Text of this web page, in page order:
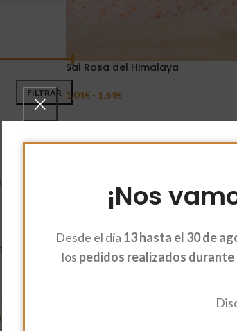
¡Nos
Desde el día 13 hasta el 30 de
los pedidos realizados
FILTRAR
Sal Rosa del Himalaya
1,04€ - 1,64€
Seleccionar Opciones